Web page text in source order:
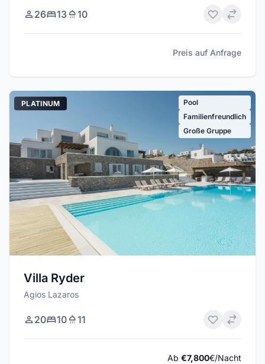
26 13 10
Preis auf Anfrage
PLATINUM
Pool
Familienfreundlich
Große Gruppe
Villa Ryder
Agios Lazaros
20 10 11
Ab €7,800€/Nacht